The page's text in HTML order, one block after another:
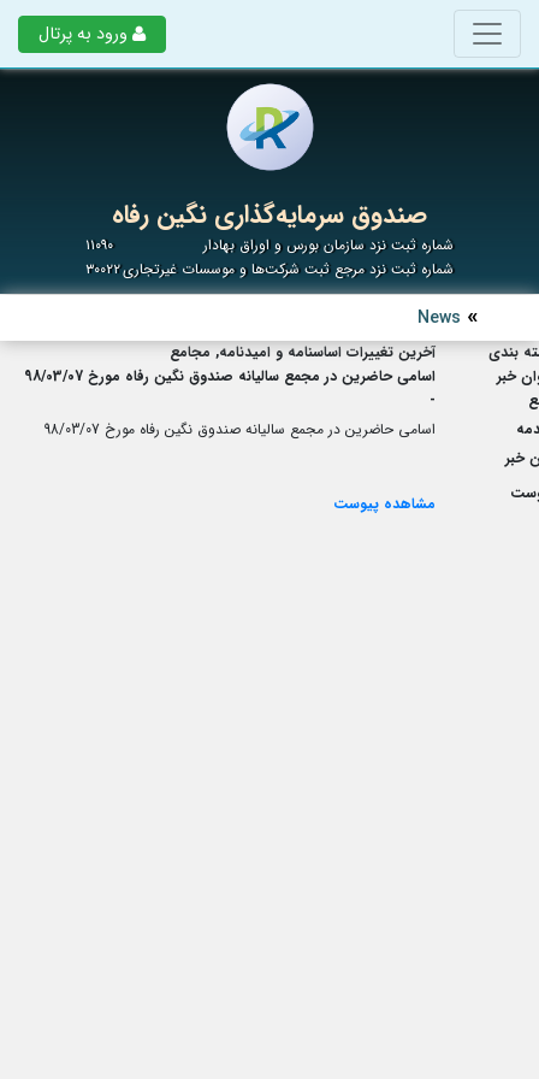
ورود به پرتال
صندوق سرمایه‌گذاری نگین رفاه
شماره ثبت نزد سازمان بورس و اوراق بهادار
۱۱۰۹۰
شماره ثبت نزد مرجع ثبت شرکت‌ها و موسسات غیرتجاری۳۰۰۲۲
News
بندی
آخرین تغییرات اساسنامه و امیدنامه, مجامع
خبر
اسامی حاضرین در مجمع سالیانه صندوق نگین رفاه مورخ 98/03/07
-
اسامی حاضرین در مجمع سالیانه صندوق نگین رفاه مورخ 98/03/07
خبر
مشاهده پیوست